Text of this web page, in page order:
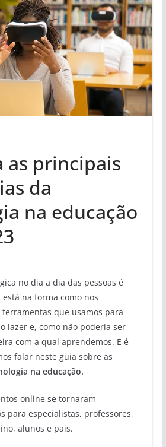
as principais
da
na educação
no dia a dia das pessoas é
na forma como nos
que usamos para
lazer e, como não poderia ser
com a qual aprendemos. E é
falar neste guia sobre as
na educação.
online se tornaram
para especialistas, professores,
alunos e pais.